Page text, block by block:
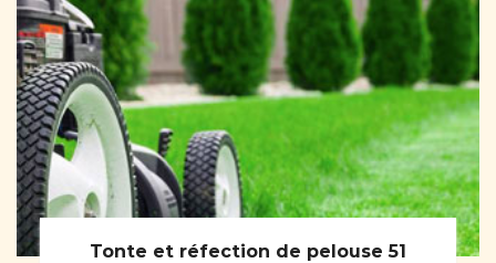
Tonte et réfection de pelouse 51